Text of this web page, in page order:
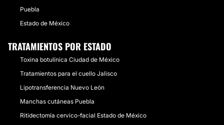
Puebla
Estado de México
TRATAMIENTOS POR ESTADO
Toxina botulínica Ciudad de México
Tratamientos para el cuello Jalisco
Lipotransferencia Nuevo León
Manchas cutáneas Puebla
Ritidectomía cervico-facial Estado de México